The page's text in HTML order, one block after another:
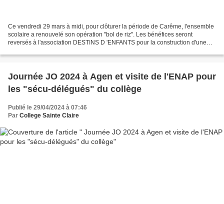
Ce vendredi 29 mars à midi, pour clôturer la période de Carême, l'ensemble
scolaire a renouvelé son opération "bol de riz". Les bénéfices seront
reversés à l'association DESTINS D 'ENFANTS pour la construction d'une
Journée JO 2024 à Agen et visite de l'ENAP pour
les "sécu-délégués" du collège
Publié le 29/04/2024 à 07:46
Par College Sainte Claire